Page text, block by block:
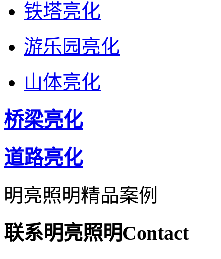
铁塔亮化
游乐园亮化
山体亮化
桥梁亮化
道路亮化
明亮照明精品案例
联系明亮照明Contact